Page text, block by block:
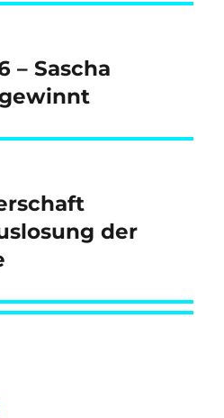
– Sascha
der